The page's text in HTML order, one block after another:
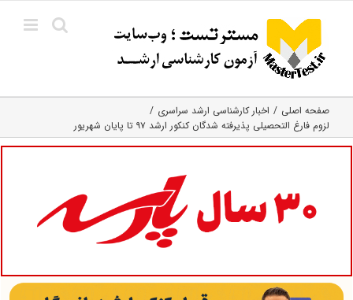
content
صفحه اصلی
اخبار کارشناسی ارشد سراسری
لزوم فارغ التحصیلی پذیرفته شدگان کنکور ارشد ۹۷ تا پایان شهریور